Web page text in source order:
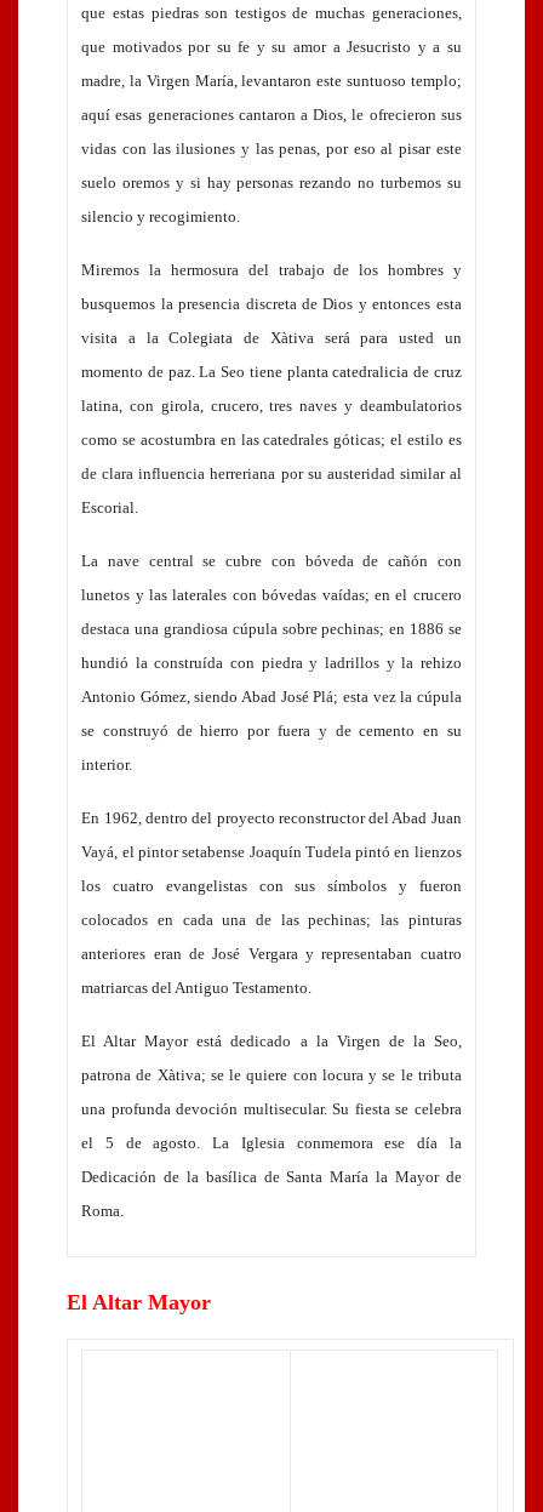
que estas piedras son testigos de muchas generaciones,
que motivados por su fe y su amor a Jesucristo y a su
madre, la Virgen María, levantaron este suntuoso templo;
aquí esas generaciones cantaron a Dios, le ofrecieron sus
vidas con las ilusiones y las penas, por eso al pisar este
suelo oremos y si hay personas rezando no turbemos su
silencio y recogimiento.
Miremos la hermosura del trabajo de los hombres y
busquemos la presencia discreta de Dios y entonces esta
visita a la Colegiata de Xàtiva será para usted un
momento de paz. La Seo tiene planta catedralicia de cruz
latina, con girola, crucero, tres naves y deambulatorios
como se acostumbra en las catedrales góticas; el estilo es
de clara influencia herreriana por su austeridad similar al
Escorial.
La nave central se cubre con bóveda de cañón con
lunetos y las laterales con bóvedas vaídas; en el crucero
destaca una grandiosa cúpula sobre pechinas; en 1886 se
hundió la construída con piedra y ladrillos y la rehizo
Antonio Gómez, siendo Abad José Plá; esta vez la cúpula
se construyó de hierro por fuera y de cemento en su
interior.
En 1962, dentro del proyecto reconstructor del Abad Juan
Vayá, el pintor setabense Joaquín Tudela pintó en lienzos
los cuatro evangelistas con sus símbolos y fueron
colocados en cada una de las pechinas; las pinturas
anteriores eran de José Vergara y representaban cuatro
matriarcas del Antiguo Testamento.
El Altar Mayor está dedicado a la Virgen de la Seo,
patrona de Xàtiva; se le quiere con locura y se le tributa
una profunda devoción multisecular. Su fiesta se celebra
el 5 de agosto. La Iglesia conmemora ese día la
Dedicación de la basílica de Santa María la Mayor de
Roma.
El Altar Mayor